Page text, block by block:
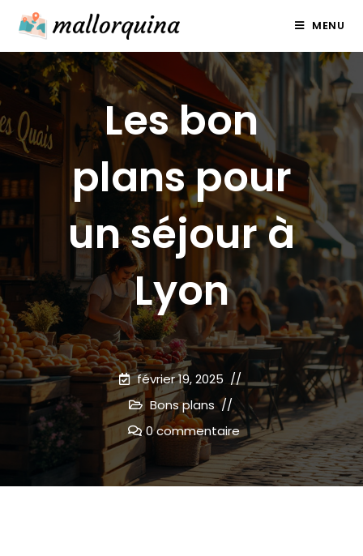
content
MENU
Les bon
plans pour
un séjour à
Lyon
février 19, 2025
Bons plans
0 commentaire